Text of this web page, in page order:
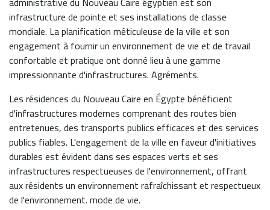
infrastructure de pointe et ses installations de classe
mondiale. La planification méticuleuse de la ville et son
engagement à fournir un environnement de vie et de travail
confortable et pratique ont donné lieu à une gamme
impressionnante d'infrastructures. Agréments.
Les résidences du Nouveau Caire en Égypte bénéficient
d'infrastructures modernes comprenant des routes bien
entretenues, des transports publics efficaces et des services
publics fiables. L'engagement de la ville en faveur d'initiatives
durables est évident dans ses espaces verts et ses
infrastructures respectueuses de l'environnement, offrant
aux résidents un environnement rafraîchissant et respectueux
de l'environnement. mode de vie.